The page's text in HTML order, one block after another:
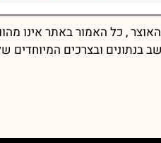
, כל האמור באתר אינו
בנתונים ובצרכים המיוחדים